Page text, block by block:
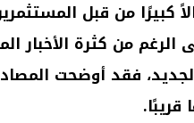
كبيرًا من قبل
من كثرة الأخبار
فقد أوضحت